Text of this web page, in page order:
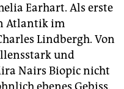
Earhart. Als erste
Atlantik im
Lindbergh. Von
und
Nairs Biopic nicht